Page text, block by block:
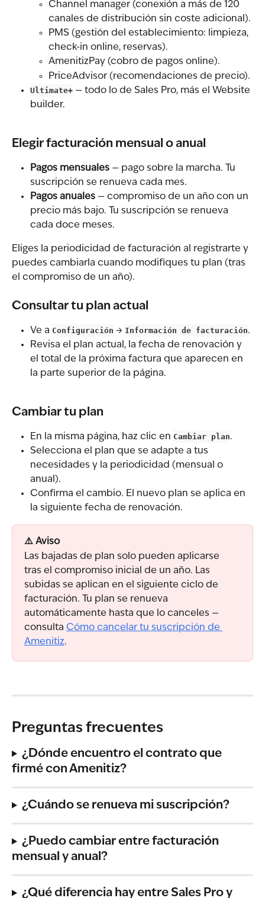
Channel manager (conexión a más de 120
canales de distribución sin coste adicional).
PMS (gestión del establecimiento: limpieza,
check-in online, reservas).
AmenitizPay (cobro de pagos online).
PriceAdvisor (recomendaciones de precio).
Ultimate+ — todo lo de Sales Pro, más el Website
builder.
Elegir facturación mensual o anual
Pagos mensuales — pago sobre la marcha. Tu
suscripción se renueva cada mes.
Pagos anuales — compromiso de un año con un
precio más bajo. Tu suscripción se renueva
cada doce meses.
Eliges la periodicidad de facturación al registrarte y
puedes cambiarla cuando modifiques tu plan (tras
el compromiso de un año).
Consultar tu plan actual
Ve a Configuración → Información de facturación.
Revisa el plan actual, la fecha de renovación y
el total de la próxima factura que aparecen en
la parte superior de la página.
Cambiar tu plan
En la misma página, haz clic en Cambiar plan.
Selecciona el plan que se adapte a tus
necesidades y la periodicidad (mensual o
anual).
Confirma el cambio. El nuevo plan se aplica en
la siguiente fecha de renovación.
⚠️ Aviso
Las bajadas de plan solo pueden aplicarse
tras el compromiso inicial de un año. Las
subidas se aplican en el siguiente ciclo de
facturación. Tu plan se renueva
automáticamente hasta que lo canceles —
consulta Cómo cancelar tu suscripción de
Amenitiz.
Preguntas frecuentes
¿Dónde encuentro el contrato que
firmé con Amenitiz?
¿Cuándo se renueva mi suscripción?
¿Puedo cambiar entre facturación
mensual y anual?
¿Qué diferencia hay entre Sales Pro y